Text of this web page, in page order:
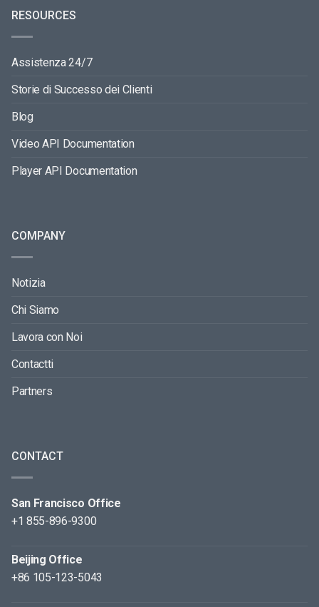
RESOURCES
Assistenza 24/7
Storie di Successo dei Clienti
Blog
Video API Documentation
Player API Documentation
COMPANY
Notizia
Chi Siamo
Lavora con Noi
Contactti
Partners
CONTACT
San Francisco Office
+1 855-896-9300
Beijing Office
+86 105-123-5043